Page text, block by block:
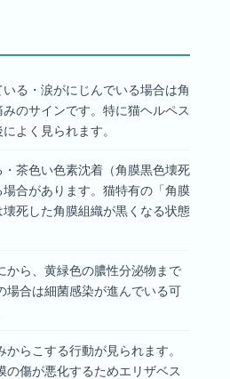
る・涙がにじんでいる場合は角
のサインです。特に猫ヘルペス
よく見られます。
茶色い色素沈着（角膜黒色壊死
合があります。猫特有の「角膜
死した角膜組織が黒くなる状態
から、黄緑色の膿性分泌物まで
場合は細菌感染が進んでいる可
からこする行動が見られます。
の傷が悪化するためエリザベス